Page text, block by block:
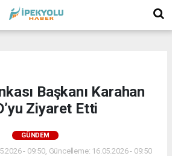
Başkanı Karahan
Ziyaret Etti
GÜNDEM
- 09:50, Güncelleme: 16.05.2026 - 09:50